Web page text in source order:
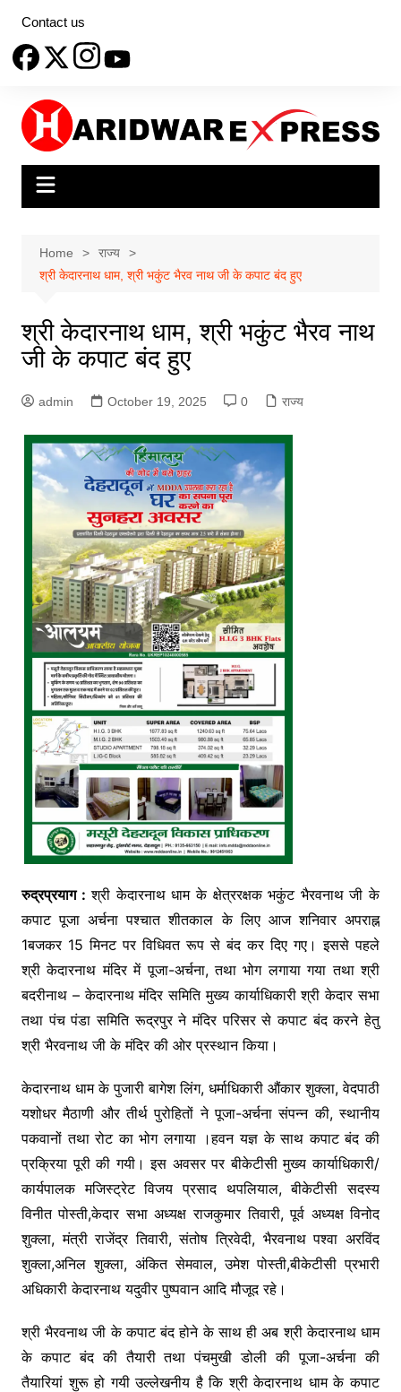
content
Contact us
Home
राज्य
श्री केदारनाथ धाम, श्री भकुंट भैरव नाथ जी के कपाट बंद हुए
श्री केदारनाथ धाम, श्री भकुंट भैरव नाथ
जी के कपाट बंद हुए
admin October 19, 2025 0 राज्य
रुद्रप्रयाग : श्री केदारनाथ धाम के क्षेत्ररक्षक भकुंट भैरवनाथ जी के
कपाट पूजा अर्चना पश्चात शीतकाल के लिए आज शनिवार अपराह्न
1बजकर 15 मिनट पर विधिवत रूप से बंद कर दिए गए। इससे पहले
श्री केदारनाथ मंदिर में पूजा-अर्चना, तथा भोग लगाया गया तथा श्री
बदरीनाथ – केदारनाथ मंदिर समिति मुख्य कार्याधिकारी श्री केदार सभा
तथा पंच पंडा समिति रूद्रपुर ने मंदिर परिसर से कपाट बंद करने हेतु
श्री भैरवनाथ जी के मंदिर की ओर प्रस्थान किया।
केदारनाथ धाम के पुजारी बागेश लिंग, धर्माधिकारी औंकार शुक्ला, वेदपाठी
यशोधर मैठाणी और तीर्थ पुरोहितों ने पूजा-अर्चना संपन्न की, स्थानीय
पकवानों तथा रोट का भोग लगाया ।हवन यज्ञ के साथ कपाट बंद की
प्रक्रिया पूरी की गयी। इस अवसर पर बीकेटीसी मुख्य कार्याधिकारी/
कार्यपालक मजिस्ट्रेट विजय प्रसाद थपलियाल, बीकेटीसी सदस्य
विनीत पोस्ती,केदार सभा अध्यक्ष राजकुमार तिवारी, पूर्व अध्यक्ष विनोद
शुक्ला, मंत्री राजेंद्र तिवारी, संतोष त्रिवेदी, भैरवनाथ पश्वा अरविंद
शुक्ला,अनिल शुक्ला, अंकित सेमवाल, उमेश पोस्ती,बीकेटीसी प्रभारी
अधिकारी केदारनाथ यदुवीर पुष्पवान आदि मौजूद रहे।
श्री भैरवनाथ जी के कपाट बंद होने के साथ ही अब श्री केदारनाथ धाम
के कपाट बंद की तैयारी तथा पंचमुखी डोली की पूजा-अर्चना की
तैयारियां शुरू हो गयी उल्लेखनीय है कि श्री केदारनाथ धाम के कपाट